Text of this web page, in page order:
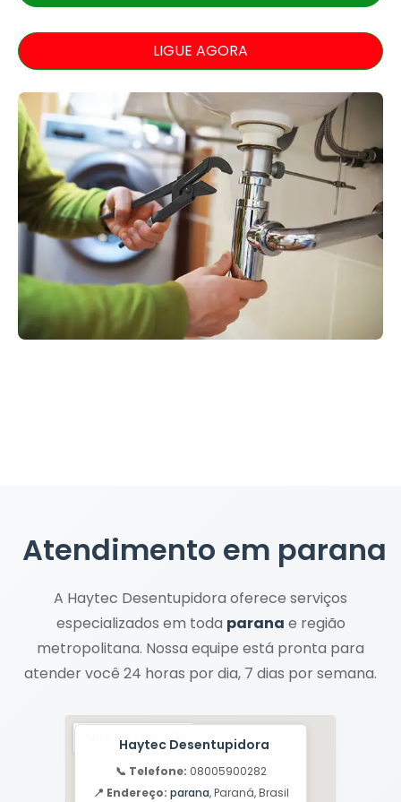
LIGUE AGORA
Atendimento em parana
A Haytec Desentupidora oferece serviços
especializados em toda parana e região
metropolitana. Nossa equipe está pronta para
atender você 24 horas por dia, 7 dias por semana.
Haytec Desentupidora
📞 Telefone: 08005900282
📍 Endereço: parana, Paraná, Brasil